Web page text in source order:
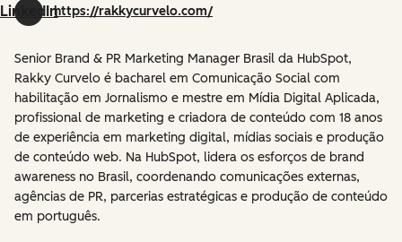
LinkedInhttps://rakkycurvelo.com/
Senior Brand & PR Marketing Manager Brasil da HubSpot,
Rakky Curvelo é bacharel em Comunicação Social com
habilitação em Jornalismo e mestre em Mídia Digital Aplicada,
profissional de marketing e criadora de conteúdo com 18 anos
de experiência em marketing digital, mídias sociais e produção
de conteúdo web. Na HubSpot, lidera os esforços de brand
awareness no Brasil, coordenando comunicações externas,
agências de PR, parcerias estratégicas e produção de conteúdo
em português.